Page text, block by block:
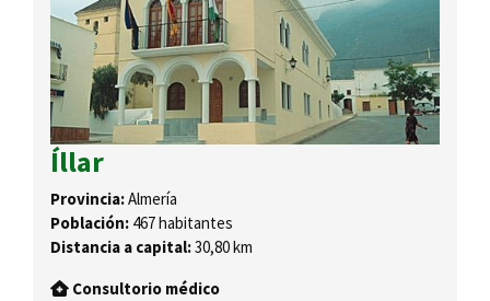
Íllar
Provincia:Almería
Población: 467 habitantes
Distancia a capital:30,80 km
Consultorio médico